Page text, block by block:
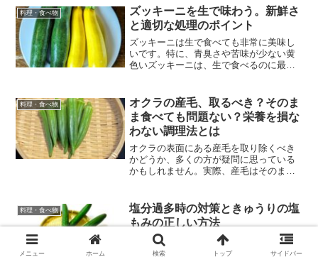
が落ちているのかな？」と心配になるか
もしれませんが、実はその...
料理・食べ物
ズッキーニを生で味わう。新鮮さ
と適切な処理のポイント
ズッキーニは生で食べても非常に美味し
いです。特に、青臭さや苦味が少ない黄
色いズッキーニは、生で食べるのに最適
薄くスライスして塩水でさっと洗うこと
をお勧めします。ズッキー...
料理・食べ物
オクラの産毛、取るべき？そのま
ま食べても問題ない？栄養を損な
わない調理法とは
オクラの表面にある産毛を取り除くべき
かどうか、多くの方が疑問に思っている
かもしれません。実際、産毛はそのまま
か？この記事では、オクラの産毛の扱い
方について、また栄養を最...
料理・食べ物
塩分過多時の対策ときゅうりの塩
もみの正しい方法
きゅうりをどのようにお召し上がりにな
りますか？通常、きゅうりは生で食べる
メニュー ホーム 検索 トップ サイドバー